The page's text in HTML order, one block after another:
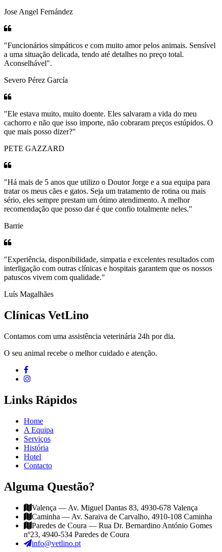
Jose Angel Fernández
"Funcionários simpáticos e com muito amor pelos animais. Sensível
a uma situação delicada, tendo até detalhes no preço total.
Aconselhável".
Severo Pérez García
"Ele estava muito, muito doente. Eles salvaram a vida do meu
cachorro e não que isso importe, não cobraram preços estúpidos. O
que mais posso dizer?"
PETE GAZZARD
"Há mais de 5 anos que utilizo o Doutor Jorge e a sua equipa para
tratar os meus cães e gatos. Seja um tratamento de rotina ou mais
sério, eles sempre prestam um ótimo atendimento. A melhor
recomendação que posso dar é que confio totalmente neles."
Barrie
"Experiência, disponibilidade, simpatia e excelentes resultados com
interligação com outras clínicas e hospitais garantem que os nossos
patuscos vivem com qualidade."
Luís Magalhães
Clínicas VetLino
Contamos com uma assistência veterinária 24h por dia.
O seu animal recebe o melhor cuidado e atenção.
Links Rápidos
Home
A Equipa
Serviços
História
Hotel
Contacto
Alguma Questão?
Valença — Av. Miguel Dantas 83, 4930-678 Valença
Caminha — Av. Saraiva de Carvalho, 4910-108 Caminha
Paredes de Coura — Rua Dr. Bernardino António Gomes
nº23, 4940-534 Paredes de Coura
info@vetlino.pt